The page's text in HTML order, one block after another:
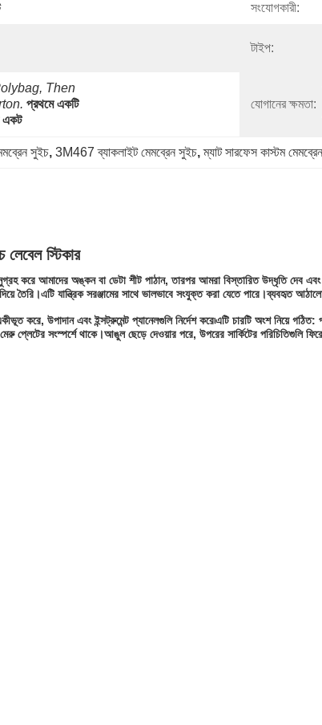
সংযোগকারী:
টাইপ:
Then
প্রথমে একটি
একট
যোগানের ক্ষমতা:
সুইচ, 3M467 ব্যাকলাইট মেমব্রেন সুইচ, ম্যাট সারফেস কাস্টম
স্টিকার
করে আমাদের অঙ্কন বা ডেটা শীট পাঠান, তারপর আমরা বিস্তারিত উদ্ধৃতি দেব
দিয়ে তৈরি।এটি যান্ত্রিক সরঞ্জামের সাথে ভালভাবে সংযুক্ত করা যেতে পারে।ব্যবহৃত
করে, উপাদান এবং ইন্সট্রুমেন্ট প্যানেলগুলি নির্দেশ করে৷এটি চারটি অংশ নিয়ে
মেরু প্লেটের সংস্পর্শে থাকে।আঙুল ছেড়ে দেওয়ার পরে, উপরের সার্কিটের